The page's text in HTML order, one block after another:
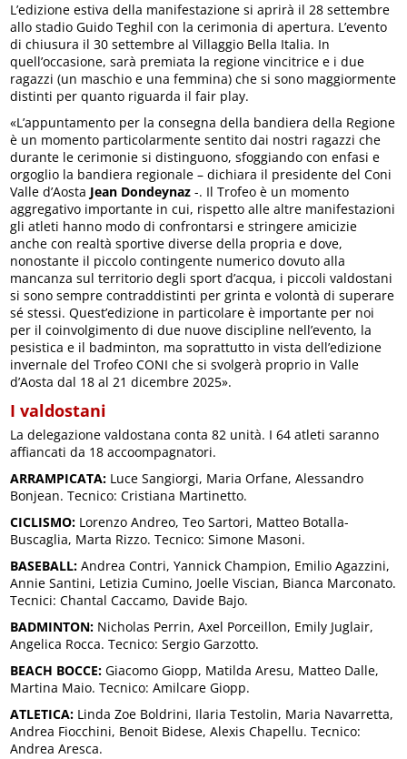
L’edizione estiva della manifestazione si aprirà il 28 settembre
allo stadio Guido Teghil con la cerimonia di apertura. L’evento
di chiusura il 30 settembre al Villaggio Bella Italia. In
quell’occasione, sarà premiata la regione vincitrice e i due
ragazzi (un maschio e una femmina) che si sono maggiormente
distinti per quanto riguarda il fair play.
«L’appuntamento per la consegna della bandiera della Regione
è un momento particolarmente sentito dai nostri ragazzi che
durante le cerimonie si distinguono, sfoggiando con enfasi e
orgoglio la bandiera regionale – dichiara il presidente del Coni
Valle d’Aosta Jean Dondeynaz -. Il Trofeo è un momento
aggregativo importante in cui, rispetto alle altre manifestazioni
gli atleti hanno modo di confrontarsi e stringere amicizie
anche con realtà sportive diverse della propria e dove,
nonostante il piccolo contingente numerico dovuto alla
mancanza sul territorio degli sport d’acqua, i piccoli valdostani
si sono sempre contraddistinti per grinta e volontà di superare
sé stessi. Quest’edizione in particolare è importante per noi
per il coinvolgimento di due nuove discipline nell’evento, la
pesistica e il badminton, ma soprattutto in vista dell’edizione
invernale del Trofeo CONI che si svolgerà proprio in Valle
d’Aosta dal 18 al 21 dicembre 2025».
I valdostani
La delegazione valdostana conta 82 unità. I 64 atleti saranno
affiancati da 18 accoompagnatori.
ARRAMPICATA: Luce Sangiorgi, Maria Orfane, Alessandro
Bonjean. Tecnico: Cristiana Martinetto.
CICLISMO: Lorenzo Andreo, Teo Sartori, Matteo Botalla-
Buscaglia, Marta Rizzo. Tecnico: Simone Masoni.
BASEBALL: Andrea Contri, Yannick Champion, Emilio Agazzini,
Annie Santini, Letizia Cumino, Joelle Viscian, Bianca Marconato.
Tecnici: Chantal Caccamo, Davide Bajo.
BADMINTON: Nicholas Perrin, Axel Porceillon, Emily Juglair,
Angelica Rocca. Tecnico: Sergio Garzotto.
BEACH BOCCE: Giacomo Giopp, Matilda Aresu, Matteo Dalle,
Martina Maio. Tecnico: Amilcare Giopp.
ATLETICA: Linda Zoe Boldrini, Ilaria Testolin, Maria Navarretta,
Andrea Fiocchini, Benoit Bidese, Alexis Chapellu. Tecnico:
Andrea Aresca.